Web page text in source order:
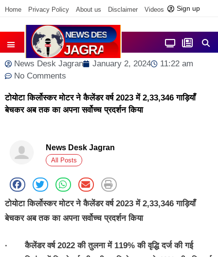
Home Privacy Policy About us Disclaimer Videos Contact us
Sign up
News Desk Jagran January 2, 2024
11:22 am
No Comments
टोयोटा किर्लोस्कर मोटर ने कैलेंडर वर्ष 2023 में 2,33,346 गाड़ियाँ
बेचकर अब तक का अपना सर्वोच्च प्रदर्शन किया
News Desk Jagran
All Posts
टोयोटा किर्लोस्कर मोटर ने कैलेंडर वर्ष 2023 में 2,33,346 गाड़ियाँ
बेचकर अब तक का अपना सर्वोच्च प्रदर्शन किया
· कैलेंडर वर्ष 2022 की तुलना में 119% की वृद्धि दर्ज की गई